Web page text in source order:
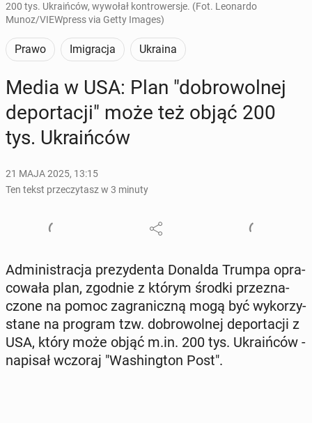
200 tys. Ukraińców, wywołał kontrowersje. (Fot. Leonardo
Munoz/VIEWpress via Getty Images)
Prawo Imigracja Ukraina
Media w USA: Plan "do­bro­wol­nej
de­por­ta­cji" może też objąć 200
tys. Ukra­iń­ców
21 MAJA 2025, 13:15
Ten tekst przeczytasz w 3 minuty
Ad­mi­ni­stra­cja pre­zy­den­ta Donalda Trumpa opra­
co­wa­ła plan, zgodnie z którym środki prze­zna­
czo­ne na pomoc za­gra­nicz­ną mogą być wy­ko­rzy­
sta­ne na program tzw. do­bro­wol­nej de­por­ta­cji z
USA, który może objąć m.in. 200 tys. Ukra­iń­ców -
napisał wczoraj "Wa­shing­ton Post".